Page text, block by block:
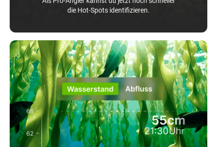
die Hot-Spots identifizieren.